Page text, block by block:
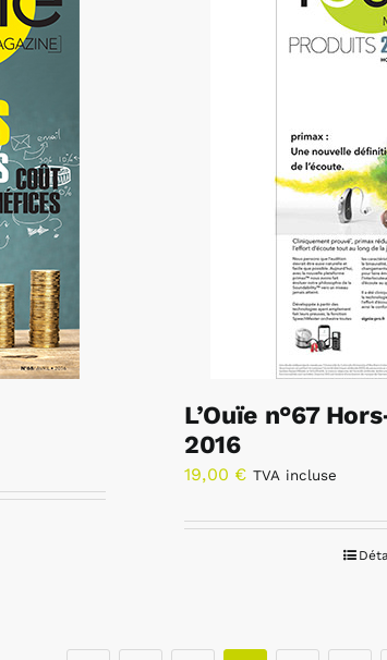
L’Ouïe n°67
2016
19,00 € TVA incluse